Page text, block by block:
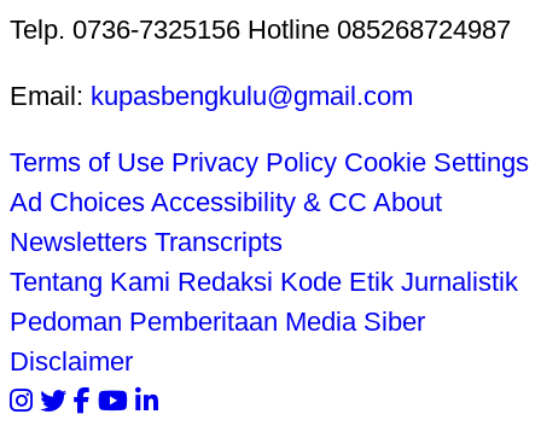
Telp. 0736-7325156 Hotline 085268724987
Email: kupasbengkulu@gmail.com
Terms of Use Privacy Policy Cookie Settings
Ad Choices Accessibility & CC About
Newsletters Transcripts
Tentang Kami Redaksi Kode Etik Jurnalistik
Pedoman Pemberitaan Media Siber
Disclaimer